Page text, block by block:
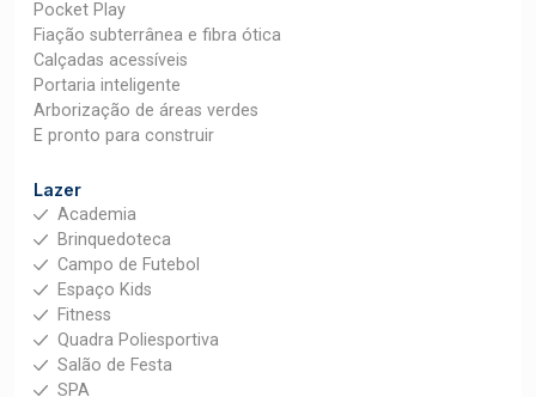
Pocket Play
Fiação subterrânea e fibra ótica
Calçadas acessíveis
Portaria inteligente
Arborização de áreas verdes
E pronto para construir
Lazer
Academia
Brinquedoteca
Campo de Futebol
Espaço Kids
Fitness
Quadra Poliesportiva
Salão de Festa
SPA